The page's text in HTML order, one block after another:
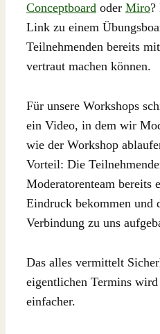
Conceptboard oder Miro?
Link zu einem
Teilnehmenden bereits
vertraut machen können.
Für unsere Workshops
ein Video, in dem wir
wie der Workshop
Vorteil: Die
Moderatorenteam bereits
Eindruck bekommen und
Verbindung zu uns
Das alles vermittelt
eigentlichen Termins
einfacher.